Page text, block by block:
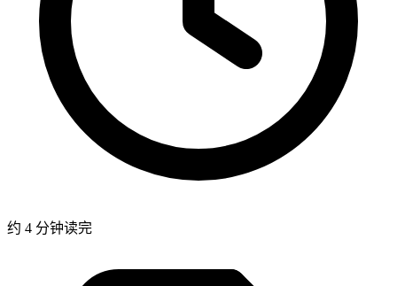
约 4 分钟读完